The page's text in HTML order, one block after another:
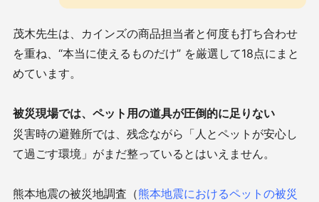
茂木先生は、カインズの商品担当者と何度も打ち合わせ
を重ね、“本当に使えるものだけ” を厳選して18点にまと
めています。
被災現場では、ペット用の道具が圧倒的に足りない
災害時の避難所では、残念ながら「人とペットが安心し
て過ごす環境」がまだ整っているとはいえません。
熊本地震の被災地調査（熊本地震におけるペットの被災